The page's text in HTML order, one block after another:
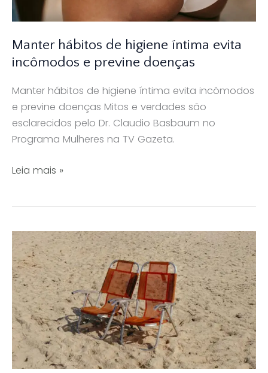
Manter hábitos de higiene íntima evita
incômodos e previne doenças
Manter hábitos de higiene íntima evita incômodos
e previne doenças Mitos e verdades são
esclarecidos pelo Dr. Claudio Basbaum no
Programa Mulheres na TV Gazeta.
Manter
íntima
evita
incômodos
e
previne
doenças
Leia mais »